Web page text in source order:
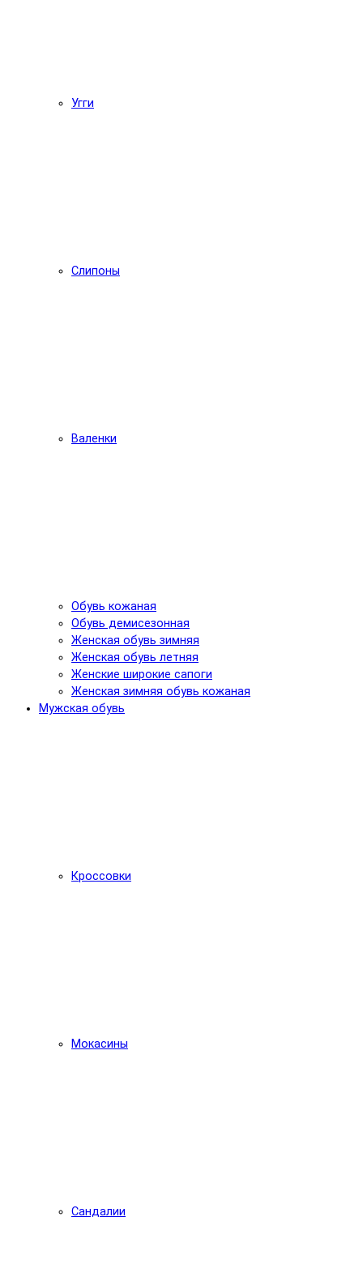
Угги
Слипоны
Валенки
Обувь кожаная
Обувь демисезонная
Женская обувь зимняя
Женская обувь летняя
Женские широкие сапоги
Женская зимняя обувь кожаная
Мужская обувь
Кроссовки
Мокасины
Сандалии